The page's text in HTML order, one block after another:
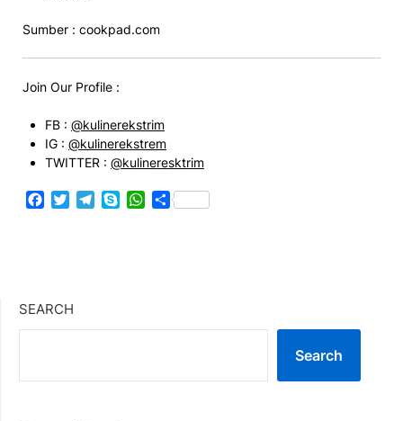
Sumber : cookpad.com
Join Our Profile :
FB : @kulinerekstrim
IG : @kulinerekstrem
TWITTER : @kulineresktrim
Facebook
TwitterTelegram
SkypeWhatsApp
Share
SEARCH
Search